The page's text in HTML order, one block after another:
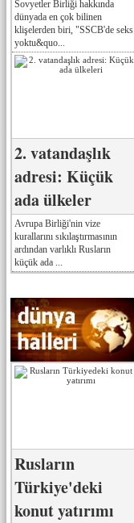
Sovyetler Birliği hakkında
dünyada en çok bilinen
klişelerden biri, "SSCB'de seks
yoktu&quo...
2. vatandaşlık
adresi: Küçük
ada ülkeler
Avrupa Birliği'nin vize
kurallarını sıkılaştırmasının
ardından varlıklı Rusların
küçük ada ...
Rusların
Türkiye'deki
konut yatırımı